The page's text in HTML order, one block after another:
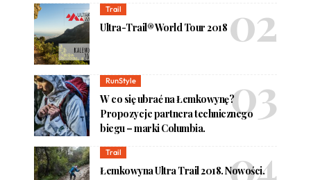
Trail
Ultra-Trail® World Tour 2018
RunStyle
W co się ubrać na Łemkowynę?
Propozycje partnera technicznego
biegu – marki Columbia.
Trail
Łemkowyna Ultra Trail 2018. Nowości.